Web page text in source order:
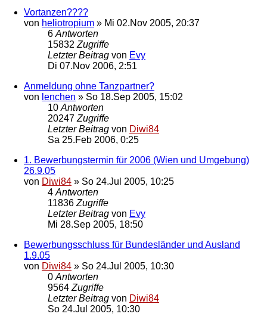
Vortanzen????
von heliotropium » Mi 02.Nov 2005, 20:37
6 Antworten
15832 Zugriffe
Letzter Beitrag von Evy
Di 07.Nov 2006, 2:51
Anmeldung ohne Tanzpartner?
von lenchen » So 18.Sep 2005, 15:02
10 Antworten
20247 Zugriffe
Letzter Beitrag von Diwi84
Sa 25.Feb 2006, 0:25
1. Bewerbungstermin für 2006 (Wien und Umgebung)
26.9.05
von Diwi84 » So 24.Jul 2005, 10:25
4 Antworten
11836 Zugriffe
Letzter Beitrag von Evy
Mi 28.Sep 2005, 18:50
Bewerbungsschluss für Bundesländer und Ausland
1.9.05
von Diwi84 » So 24.Jul 2005, 10:30
0 Antworten
9564 Zugriffe
Letzter Beitrag von Diwi84
So 24.Jul 2005, 10:30